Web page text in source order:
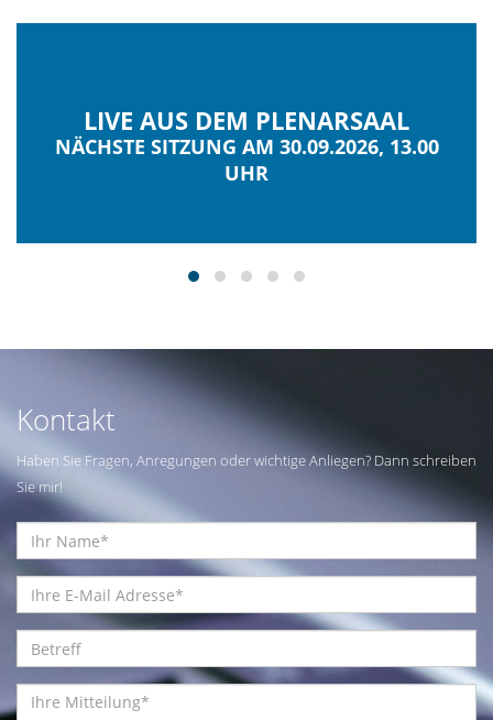
LIVE AUS DEM PLENARSAAL
NÄCHSTE SITZUNG AM 30.09.2026, 13.00
UHR
Kontakt
Haben Sie Fragen, Anregungen oder wichtige Anliegen? Dann schreiben
Sie mir!